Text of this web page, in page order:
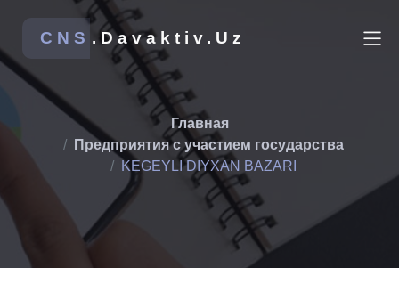
CNS .Davaktiv.Uz
Главная
Предприятия с участием государства
KEGEYLI DIYXAN BAZARI